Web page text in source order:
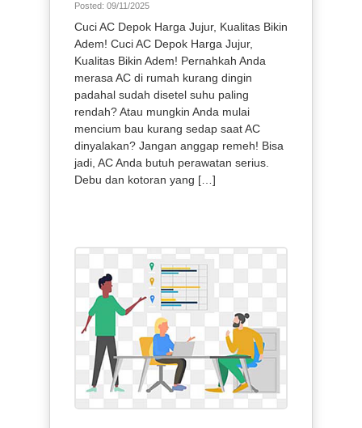
Posted: 09/11/2025
Cuci AC Depok Harga Jujur, Kualitas Bikin
Adem! Cuci AC Depok Harga Jujur,
Kualitas Bikin Adem! Pernahkah Anda
merasa AC di rumah kurang dingin
padahal sudah disetel suhu paling
rendah? Atau mungkin Anda mulai
mencium bau kurang sedap saat AC
dinyalakan? Jangan anggap remeh! Bisa
jadi, AC Anda butuh perawatan serius.
Debu dan kotoran yang […]